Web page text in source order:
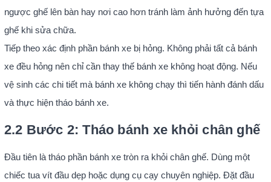
ngược ghế lên bàn hay nơi cao hơn tránh làm ảnh hưởng đến tựa
ghế khi sửa chữa.
Tiếp theo xác định phần bánh xe bị hỏng. Không phải tất cả bánh
xe đều hỏng nên chỉ cần thay thế bánh xe không hoạt động. Nếu
vệ sinh các chi tiết mà bánh xe không chạy thì tiến hành đánh dấu
và thực hiện tháo bánh xe.
2.2 Bước 2: Tháo bánh xe khỏi chân ghế
Đầu tiên là tháo phần bánh xe tròn ra khỏi chân ghế. Dùng một
chiếc tua vít đầu dẹp hoặc dụng cụ cạy chuyên nghiệp. Đặt đầu